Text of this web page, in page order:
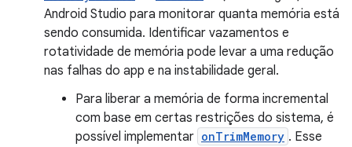
Android Studio para monitorar quanta memória está
sendo consumida. Identificar vazamentos e
rotatividade de memória pode levar a uma redução
nas falhas do app e na instabilidade geral.
Para liberar a memória de forma incremental
com base em certas restrições do sistema, é
possível implementar onTrimMemory . Esse